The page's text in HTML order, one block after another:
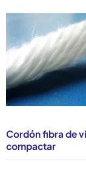
Cordón fibra de
compactar